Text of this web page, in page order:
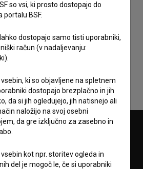
pogoje in dajem soglasje
za
in obdelavo osebnih podatkov.
so vsi, ki prosto dostopajo do
portalu BSF.
dostopajo samo tisti uporabniki,
račun (v nadaljevanju:
ki so objavljene na spletnem
dostopajo brezplačno in jih
da si jih ogledujejo, jih natisnejo ali
naložijo na svoj osebni
da gre izključno za zasebno in
kot npr. storitev ogleda in
del je mogoč le, če si uporabniki